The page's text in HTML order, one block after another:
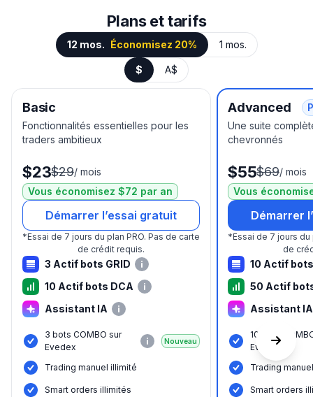
Plans et tarifs
12 mos. Économisez 20% 1 mos.
$ A$
Basic
Fonctionnalités essentielles pour les
traders ambitieux
$23$29/ mois
Vous économisez $72 par an
Démarrer l’essai gratuit
*Essai de 7 jours du plan PRO. Pas de carte
de crédit requis.
3 Actif bots GRID
10 Actif bots DCA
Assistant IA
3 bots COMBO sur
Evedex
Nouveau
Trading manuel illimité
Smart orders illimités
Advanced
Une suite
chevronnés
$55$69/ mois
Vous
Démarrer
*Essai de 7 jours du
de
10 Actif bots
50 Actif
Assistant IA
10 bots
Evedex
Trading
Smart orders